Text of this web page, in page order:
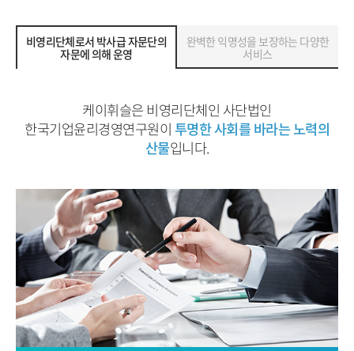
비영리단체로서 박사급 자문단의
자문에 의해 운영
완벽한 익명성을 보장하는 다양한
서비스
케이휘슬은 비영리단체인 사단법인
한국기업윤리경영연구원이투명한 사회를 바라는 노력의
산물입니다.